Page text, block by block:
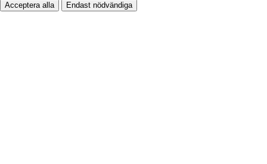
Acceptera alla Endast nödvändiga